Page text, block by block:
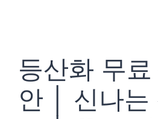
등산화 무
안 │ 신나는